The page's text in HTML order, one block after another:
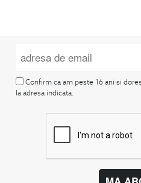
Confirm ca am peste 16 ani si
la adresa indicata.